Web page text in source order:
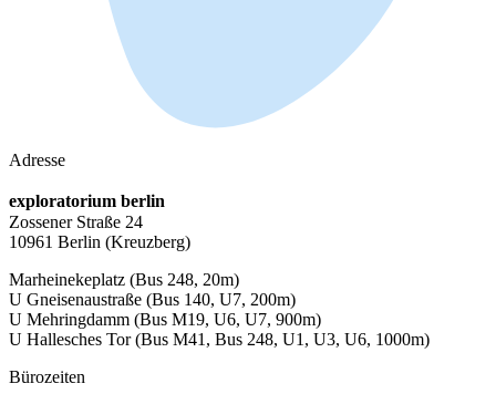
Adresse
exploratorium berlin
Zossener Straße 24
10961 Berlin (Kreuzberg)
Marheinekeplatz (Bus 248, 20m)
U Gneisenaustraße (Bus 140, U7, 200m)
U Mehringdamm (Bus M19, U6, U7, 900m)
U Hallesches Tor(Bus M41, Bus 248, U1, U3, U6, 1000m)
Bürozeiten